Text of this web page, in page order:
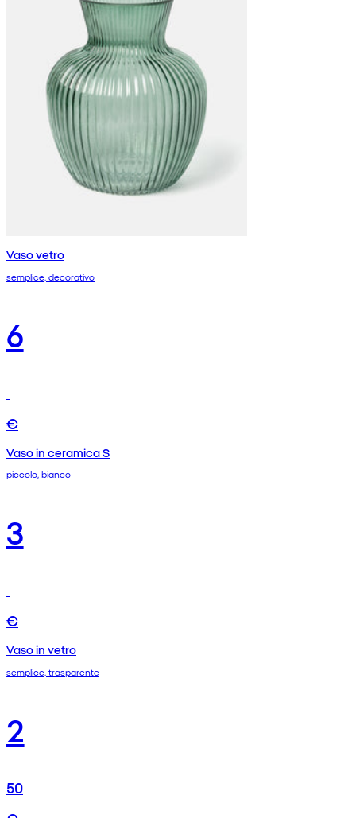
Vaso vetro
semplice, decorativo
6
€
Vaso in ceramica S
piccolo, bianco
3
€
Vaso in vetro
semplice, trasparente
2
50